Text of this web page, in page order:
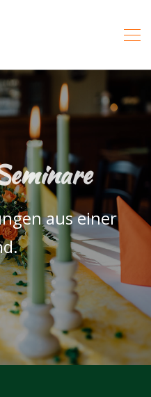
aus einer